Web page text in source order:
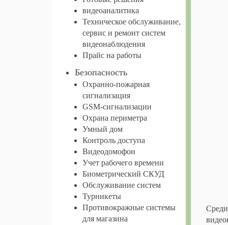
видеоаналитика
Техническое обслуживание,
сервис и ремонт систем
видеонаблюдения
Прайс на работы
Безопасность
Охранно-пожарная
сигнализация
GSM-сигнализации
Охрана периметра
Умный дом
Контроль доступа
Видеодомофон
Учет рабочего времени
Биометрический СКУД
Обслуживание систем
Турникеты
Противокражные системы
для магазина
Среди